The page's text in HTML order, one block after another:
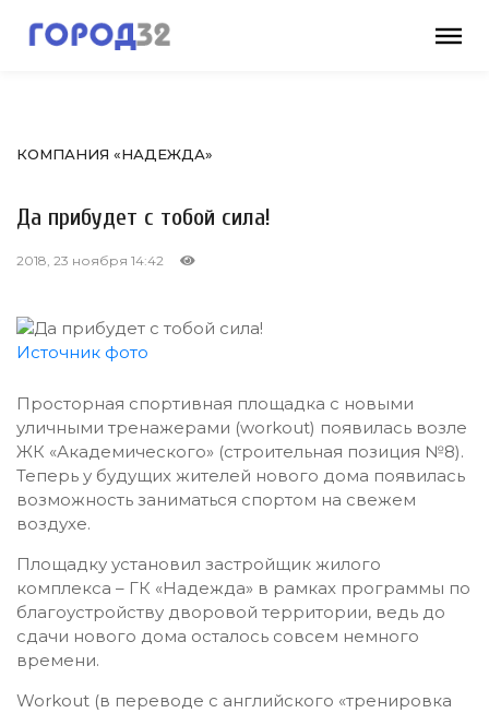
КОМПАНИЯ «НАДЕЖДА»
Да прибудет с тобой сила!
2018, 23 ноября 14:42
Источник фото
Просторная спортивная площадка с новыми
уличными тренажерами (workout) появилась возле
ЖК «Академического» (строительная позиция №8).
Теперь у будущих жителей нового дома появилась
возможность заниматься спортом на свежем
воздухе.
Площадку установил застройщик жилого
комплекса – ГК «Надежда» в рамках программы по
благоустройству дворовой территории, ведь до
сдачи нового дома осталось совсем немного
времени.
Workout (в переводе с английского «тренировка